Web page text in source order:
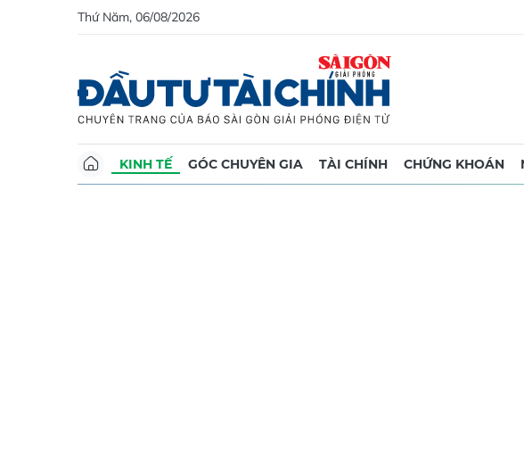
Thứ Năm, 06/08/2026
KINH TẾ GÓC CHUYÊN GIA TÀI CHÍNH CHỨNG KHOÁN